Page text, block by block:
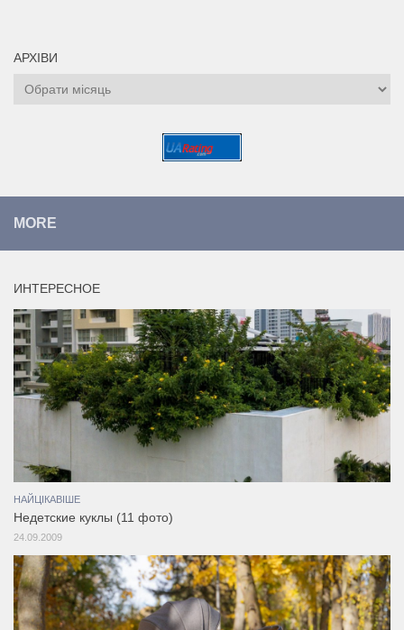
АРХІВИ
Архіви
MORE
ИНТЕРЕСНОЕ
НАЙЦІКАВІШЕ
Недетские куклы (11 фото)
24.09.2009